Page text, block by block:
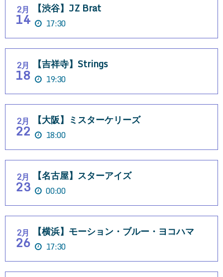
2月
14
【渋谷】JZ Brat
17:30
2月
18
【吉祥寺】Strings
19:30
2月
22
【大阪】ミスターケリーズ
18:00
2月
23
【名古屋】スターアイズ
00:00
2月
26
【横浜】モーション・ブルー・ヨコハマ
17:30